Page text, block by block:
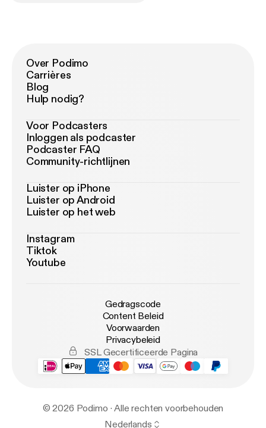
Over Podimo
Carrières
Blog
Hulp nodig?
Voor Podcasters
Inloggen als podcaster
Podcaster FAQ
Community-richtlijnen
Luister op iPhone
Luister op Android
Luister op het web
Instagram
Tiktok
Youtube
Gedragscode
Content Beleid
Voorwaarden
Privacybeleid
SSL Gecertificeerde Pagina
© 2026 Podimo · Alle rechten voorbehouden
Nederlands